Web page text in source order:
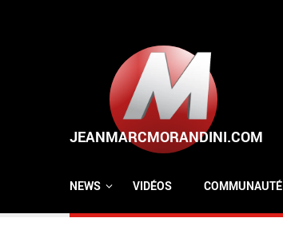
NEWS VIDÉOS COMMUNAUTÉ